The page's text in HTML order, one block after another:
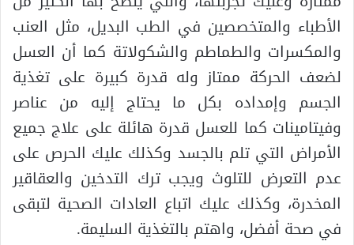
الأطباء والمتخصصين في الطب البديل، مثل العنب
والمكسرات والطماطم والشكولاتة كما أن العسل
لضعف الحركة ممتاز وله قدرة كبيرة على تغذية
الجسم وإمداده بكل ما يحتاج إليه من عناصر
وفيتامينات كما للعسل قدرة هائلة على علاج جميع
الأمراض التي تلم بالجسد وكذلك عليك الحرص على
عدم التعرض للتلوث ويجب ترك التدخين والعقاقير
المخدرة، وكذلك عليك اتباع العادات الصحية لتبقى
في صحة أفضل، واهتم بالتغذية السليمة.